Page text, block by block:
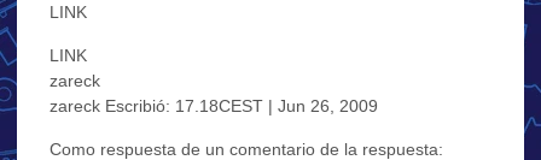
LINK
LINK
zareck
zareck Escribió: 17.18CEST | Jun 26, 2009
Como respuesta de un comentario de la respuesta: